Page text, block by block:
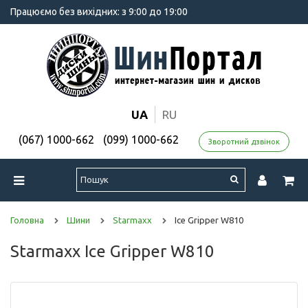
Працюємо без вихідних: з 9:00 до 19:00
UA RU
(067) 1000-662 (099) 1000-662 Зворотний дзвінок
Головна Шини Starmaxx Ice Gripper W810
Starmaxx Ice Gripper W810